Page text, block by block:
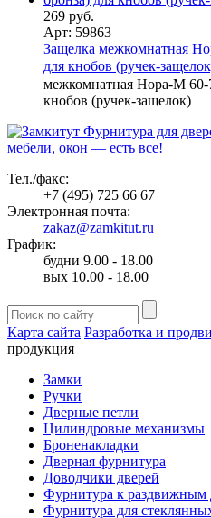
269 руб.
Арт: 59863
Защелка межкомнатная
для кнобов (ручек-
межкомнатная Нора-М 60-
кнобов (ручек-защелок)
Фурнитура для
мебели, окон — есть все!
Тел./факс:
+7 (495) 725 66 67
Электронная почта:
zakaz@zamkitut.ru
График:
будни 9.00 - 18.00
вых 10.00 - 18.00
Карта сайта Разработка и
продукция
Замки
Ручки
Дверные петли
Цилиндровые механизмы
Броненакладки
Дверная фурнитура
Доводчики дверей
Фурнитура к раздвижным
Фурнитура для